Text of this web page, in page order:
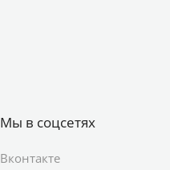
Мы в соцсетях
Вконтакте